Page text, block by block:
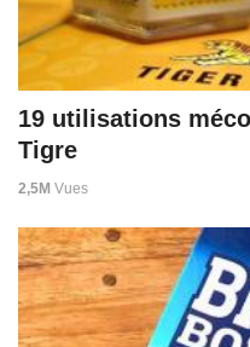
19 utilisations
Tigre
2,5M Vues